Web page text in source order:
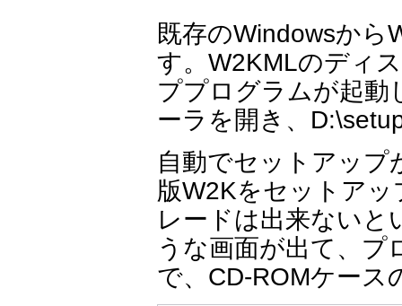
既存のWindowsか
す。W2KMLのディ
ププログラムが起動
ーラを開き、
自動でセットアップ
版W2Kをセットア
レードは出来ないと
うな画面が出て、プ
で、CD-ROMケース